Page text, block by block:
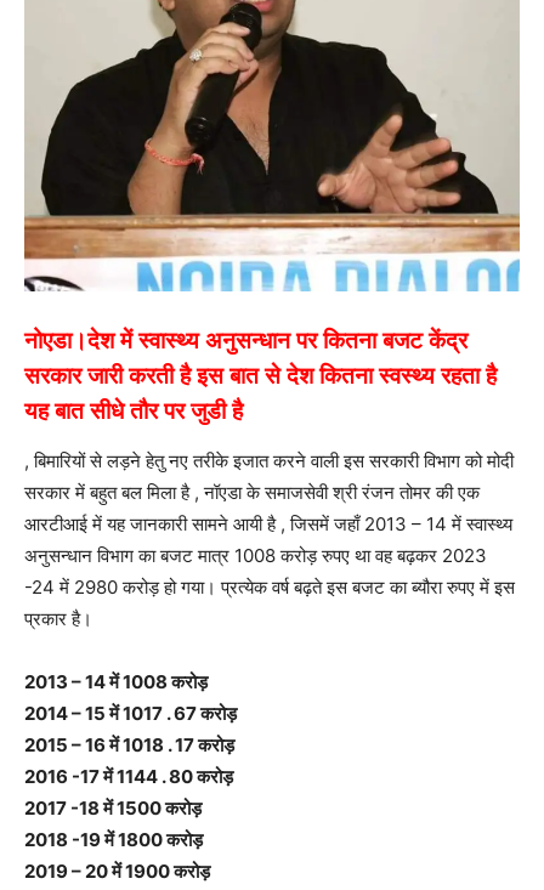
नोएडा।देश में स्वास्थ्य अनुसन्धान पर कितना बजट केंद्र
सरकार जारी करती है इस बात से देश कितना स्वस्थ्य रहता है
यह बात सीधे तौर पर जुडी है
, बिमारियों से लड़ने हेतु नए तरीके इजात करने वाली इस सरकारी विभाग को मोदी
सरकार में बहुत बल मिला है , नॉएडा के समाजसेवी श्री रंजन तोमर की एक
आरटीआई में यह जानकारी सामने आयी है , जिसमें जहाँ 2013 – 14 में स्वास्थ्य
अनुसन्धान विभाग का बजट मात्र 1008 करोड़ रुपए था वह बढ़कर 2023
-24 में 2980 करोड़ हो गया। प्रत्येक वर्ष बढ़ते इस बजट का ब्यौरा रुपए में इस
प्रकार है।
2013 – 14 में 1008 करोड़
2014 – 15 में 1017 . 67 करोड़
2015 – 16 में 1018 . 17 करोड़
2016 -17 में 1144 . 80 करोड़
2017 -18 में 1500 करोड़
2018 -19 में 1800 करोड़
2019 – 20 में 1900 करोड़